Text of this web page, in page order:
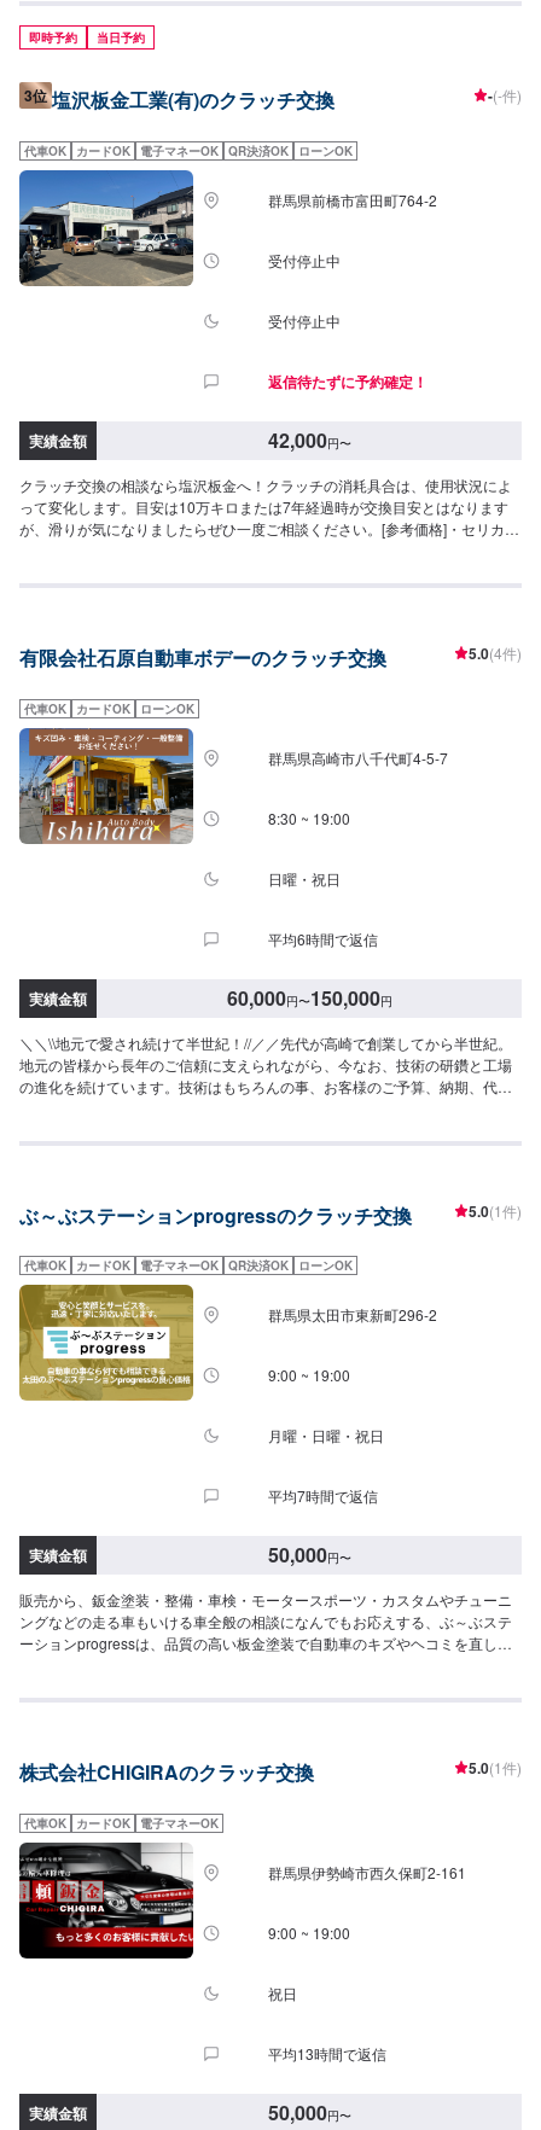
種多様な自動車を骨格(フレーム)修正作業することができる3Dジグ修正機
SERIE100の両方を所有しており、全ての復元作業に妥協しない高い技術力
と最新設備を揃え完成度の高い修理をご提供します。国産車はもちろん、輸
はお気軽にご相談ください！--------------------------------------------------【1】オフ
業開始【4】仕上がり次第納車-----納期について-----納期は通常1週間程度で納
車となります。(要相談)納期は前後する場合がございます。予めご了承くださ
い。-----パーツ持ち込みについて-----パーツの持ち込み可能です。オファーに
て詳細をお願い致します。-----代車について-----無料の代車をご用意していま
す。お車の作業中は代車をご利用ください。※代車の燃料代はお客様にご負担
いただいております。-----ご来店時の注意、受付方法-----JR前橋大島駅北口か
ら北西方向へ進み1つ目の交差点を右に次の交差点を左に進むと右側に工場が
ペースに駐車してください。事務所内に受付がいますのでメンテモで予約し
即時予約 当日予約
3位 塩沢板金工業(有)のクラッチ交換 -(-件)
代車OK カードOK 電子マネーOK QR決済OK ローンOK
群馬県前橋市富田町764-2
受付停止中
受付停止中
返信待たずに予約確定！
実績金額 42,000円〜
クラッチ交換の相談なら塩沢板金へ！クラッチの消耗具合は、使用状況によ
って変化します。目安は10万キロまたは7年経過時が交換目安とはなります
が、滑りが気になりましたらぜひ一度ご相談ください。[参考価格]・セリカ
有限会社石原自動車ボデーのクラッチ交換 5.0(4件)
代車OK カードOK ローンOK
群馬県高崎市八千代町4-5-7
8:30 ~ 19:00
日曜・祝日
平均6時間で返信
実績金額 60,000円〜150,000円
＼＼\\地元で愛され続けて半世紀！//／／先代が高崎で創業してから半世紀。
地元の皆様から長年のご信頼に支えられながら、今なお、技術の研鑽と工場
の進化を続けています。技術はもちろんの事、お客様のご予算、納期、代車
力」で、お客様のカーライフのお役に立てればと考えています。基本的なこ
ら初めての方まで、ご来店を心からお待ちしております。--------------------------
積りにご納得いただければ作業開始【4】仕上がり次第納車《パーツの持ち込
み》☑新品・中古パーツの持ち込みOK！オファーの際、使用されるパーツの
お写真や詳細などをお送りください。《代車について》お車をお預かりして
いる間、ご入用のお客様には代車を無料でご用意しております。詳しくはお
気軽にお問い合わせください。※ガソリン代はお客様にご負担いただきます。
【定休日・営業時間】定休日：第二水曜日営業時間：8:30~19:00
ぶ～ぶステーションprogressのクラッチ交換 5.0(1件)
代車OK カードOK 電子マネーOK QR決済OK ローンOK
群馬県太田市東新町296-2
9:00 ~ 19:00
月曜・日曜・祝日
平均7時間で返信
実績金額 50,000円〜
販売から、鈑金塗装・整備・車検・モータースポーツ・カスタムやチューニ
ングなどの走る車もいける車全般の相談になんでもお応えする、ぶ～ぶステ
ーションprogressは、品質の高い板金塗装で自動車のキズやヘコミを直しま
ので、お気軽にお問い合わせください。ブレーキパッドの交換や車内のクリ
ドバイスを心掛けております。--------------------------------------------------【1】オ
作業開始【4】仕上がり次第納車-----納期について-----納期は通常1日～2日程
度で納車となります。納期は前後する場合がございます。予め、ご了承くだ
さい。-----代車について-----無料の代車をご用意しています。お車の作業中は
代車をご利用ください。※代車の燃料代はお客様にご負担いただいておりま
す。-----ご来店時の注意、受付方法-----当工場は太田桐生インターチェンジか
ら５分入庫の際はお気をつけてお越しください。駐車スペースは工場前の空
いているスペースに駐車してください。受付はスタッフへ「メンテモで予約
休日：日曜日営業時間：9:00~19:00
株式会社CHIGIRAのクラッチ交換 5.0(1件)
代車OK カードOK 電子マネーOK
群馬県伊勢崎市西久保町2-161
9:00 ~ 19:00
祝日
平均13時間で返信
実績金額 50,000円〜